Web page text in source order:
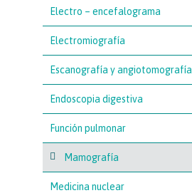
Electro – encefalograma
Electromiografía
Escanografía y angiotomografía
Endoscopia digestiva
Función pulmonar
Mamografía
Medicina nuclear